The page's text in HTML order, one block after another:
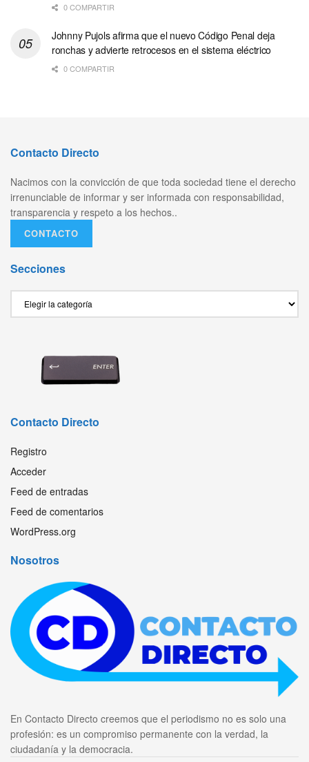
0 COMPARTIR
Johnny Pujols afirma que el nuevo Código Penal deja
ronchas y advierte retrocesos en el sistema eléctrico
0 COMPARTIR
Contacto Directo
Nacimos con la convicción de que toda sociedad tiene el derecho
irrenunciable de informar y ser informada con responsabilidad,
transparencia y respeto a los hechos..
CONTACTO
Secciones
Contacto Directo
Registro
Acceder
Feed de entradas
Feed de comentarios
WordPress.org
Nosotros
En Contacto Directo creemos que el periodismo no es solo una
profesión: es un compromiso permanente con la verdad, la
ciudadanía y la democracia.